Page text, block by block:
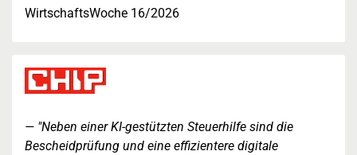
WirtschaftsWoche 16/2026
"Neben einer KI-gestützten Steuerhilfe sind die
Bescheidprüfung und eine effizientere digitale